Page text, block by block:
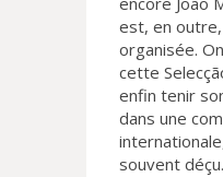
est, en
organisée.
cette
enfin tenir
dans une
souvent déçu.